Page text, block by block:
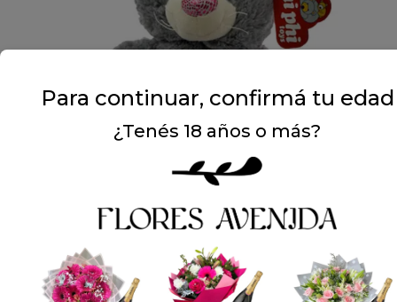
Dejá tu opinión
PELUCHE GATO BRILLO 3509
Para continuar, confirmá tu edad
¿Tenés 18 años o más?